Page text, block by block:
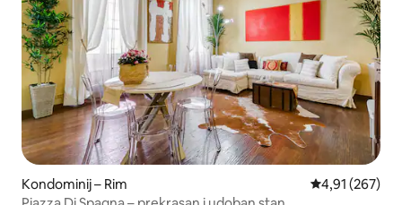
Kondominij – Rim Prosječna
4,91 (267)